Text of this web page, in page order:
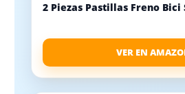
2 Piezas Pastillas Freno Bici
VER EN